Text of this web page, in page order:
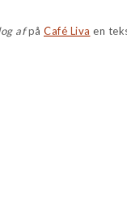
afpå Café Liva en